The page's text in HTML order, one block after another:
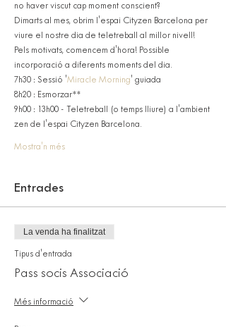
no haver viscut cap moment conscient?
Dimarts al mes, obrim l'espai Cityzen Barcelona per
viure el nostre dia de teletreball al millor nivell!
Pels motivats, comencem d'hora! Possible
incorporació a diferents moments del dia.
7h30 : Sessió 'Miracle Morning' guiada
8h20 : Esmorzar**
9h00 : 13h00 - Teletreball (o temps lliure) a l'ambient
zen de l'espai Cityzen Barcelona.
Mostra'n més
Entrades
La venda ha finalitzat
Tipus d'entrada
Pass socis Associació
Més informació